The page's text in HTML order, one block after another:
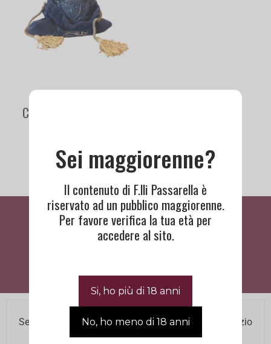
Chivas 21 years | Royal
Cosa Dicono Di Noi
Se hai bisogno di assistenza contatta il nostro Servizio
Clienti agli orari di ufficio.
Sei maggiorenne?
Il contenuto di F.lli Passarella è
riservato ad un pubblico maggiorenne.
Per favore verifica la tua età per
accedere al sito.